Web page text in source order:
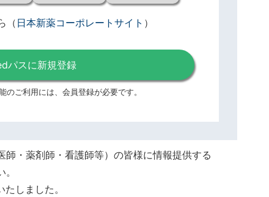
（ 日本新薬コーポレートサイト ）
パスに新規登録
のご利用には、会員登録が必要です。
・薬剤師・看護師等）の皆様に情報提供する
しました。